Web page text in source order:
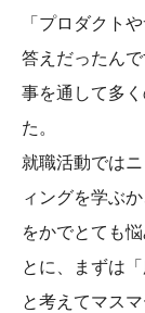
「プロダクト
答えだったん
事を通して多
た。
就職活動では
ィングを学ぶ
をかでとても
とに、まずは
と考えてマス